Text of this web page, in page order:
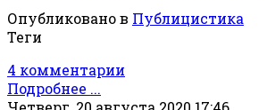
Опубликовано в Публицистика
Теги
4 комментарии
Подробнее ...